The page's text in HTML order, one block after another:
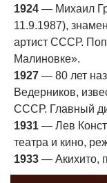
1924 — Михаил
11.9.1987),
артист СССР.
Малиновке».
1927 — 80 лет
Ведерников,
СССР. Главный
1931 — Лев
театра и кино,
1933 — Акихито,